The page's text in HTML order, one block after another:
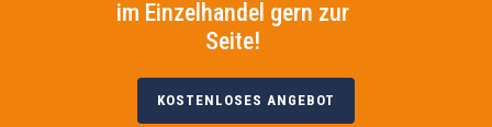
im Einzelhandel gern zur
Seite!
KOSTENLOSES ANGEBOT